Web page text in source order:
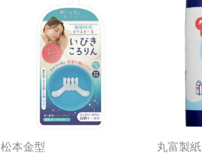
松本金型 丸富製紙